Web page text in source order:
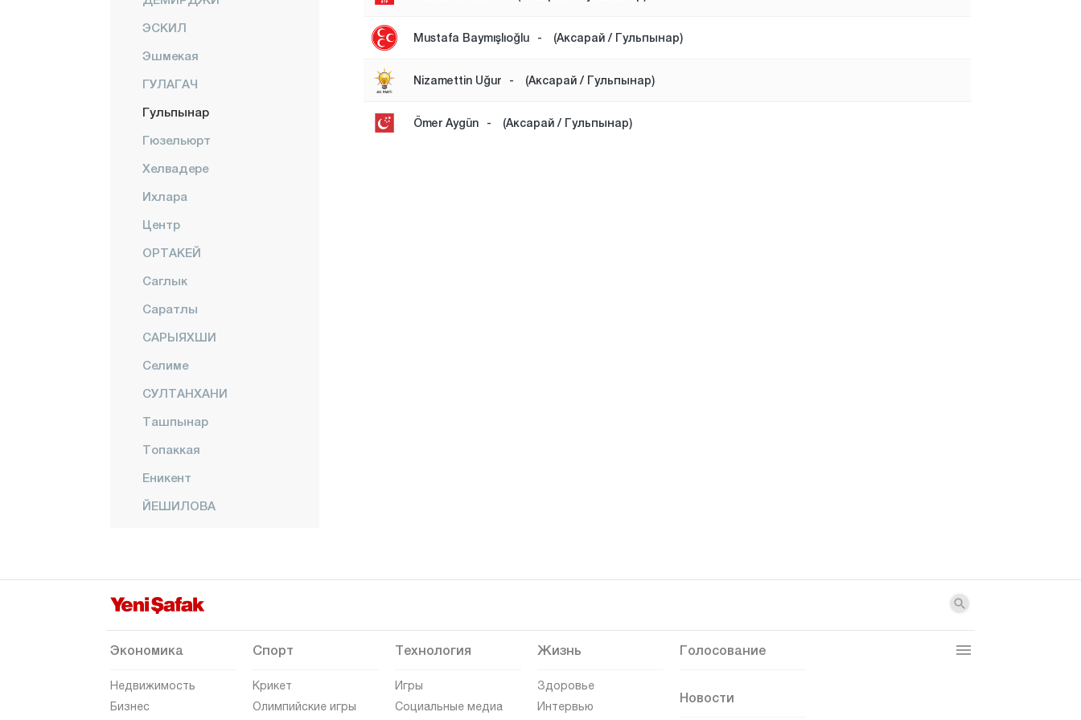
ЭСКИЛ
Эшмекая
ГУЛАГАЧ
Гульпынар
Гюзельюрт
Хелвадере
Ихлара
Центр
ОРТАКЕЙ
Саглык
Саратлы
САРЫЯХШИ
Селиме
СУЛТАНХАНИ
Ташпынар
Топаккая
Еникент
ЙЕШИЛОВА
Ардахан
Артвин
Балыкесир
Mustafa Baymışlıoğlu - (Аксарай / Гульпынар)
Nizamettin Uğur - (Аксарай / Гульпынар)
Ömer Aygün - (Аксарай / Гульпынар)
Экономика
Недвижимость
Бизнес
Спорт
Крикет
Олимпийские игры
Технология
Игры
Социальные медиа
Жизнь
Здоровье
Интервью
Голосование
Новости